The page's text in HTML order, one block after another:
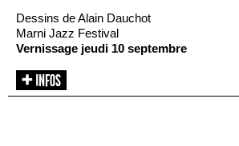
Dessins de Alain Dauchot
Marni Jazz Festival
Vernissage jeudi 10 septembre